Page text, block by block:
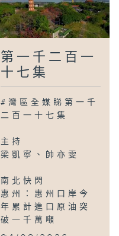
第一千二百一
十七集
#灣區全媒睇第一千
二百一十七集
主持
梁凱寧、帥亦雯
南北快閃
惠州：惠州口岸今
年累計進口原油突
破一千萬噸
...